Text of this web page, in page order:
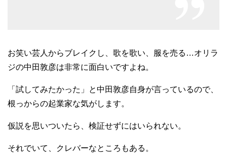
お笑い芸人からブレイクし、歌を歌い、服を売る…オリラ
ジの中田敦彦は非常に面白いですよね。
「試してみたかった」と中田敦彦自身が言っているので、
根っからの起業家な気がします。
仮説を思いついたら、検証せずにはいられない。
それでいて、クレバーなところもある。